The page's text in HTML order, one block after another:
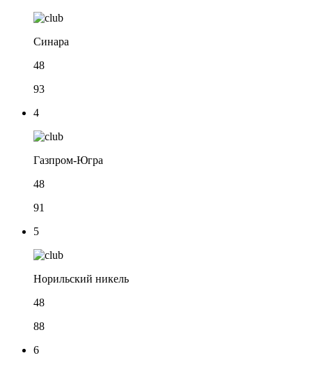
Синара
48
93
4
Газпром-Югра
48
91
5
Норильский никель
48
88
6